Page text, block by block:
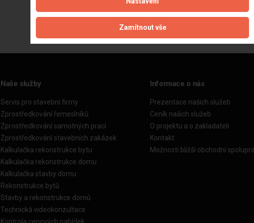
Aktualizováno z portálu ARES dne 03.12.2024 03:45:05
Naše služby
Servis pro stavební firmy
Zprostředkování řemeslníků
Zprostředkování samotných prací
Zprostředkování stavebních zakázek
Kalkulačka rekonstrukce bytu
Kalkulačka rekonstrukce domu
Kalkulačka stavby domu
Rekonstrukce bytů
Stavby a rekonstrukce domů
Technická videokonzultace
Informace o nás
Prezentace našich služeb
Ceník našich služeb
O projektu a o zakladateli
Kontakt
Možnosti bližší obchodní
Zamítnout vše